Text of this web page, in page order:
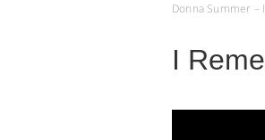
Donna Summer –
I